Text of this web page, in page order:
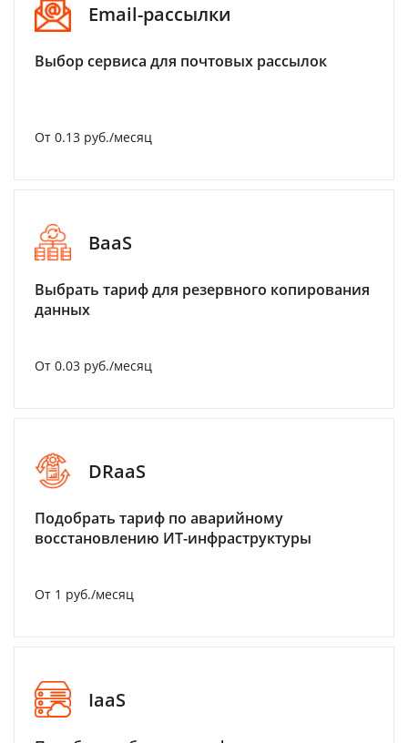
Email-рассылки
Выбор сервиса для почтовых рассылок
От 0.13 руб./месяц
BaaS
Выбрать тариф для резервного копирования
данных
От 0.03 руб./месяц
DRaaS
Подобрать тариф по аварийному
восстановлению ИТ-инфраструктуры
От 1 руб./месяц
IaaS